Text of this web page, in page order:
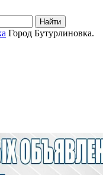
Найти
Город Бутурлиновка.